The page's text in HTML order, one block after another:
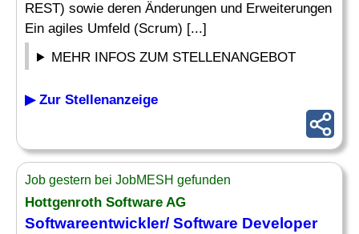
REST) sowie deren Änderungen und Erweiterungen
Ein agiles Umfeld (Scrum) [...]
MEHR INFOS ZUM STELLENANGEBOT
▶ Zur Stellenanzeige
Job gestern bei JobMESH gefunden
Hottgenroth Software AG
Softwareentwickler/ Software Developer